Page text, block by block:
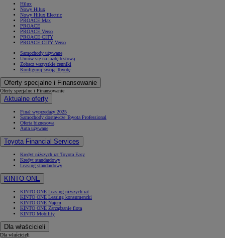
Hilux
Nowy Hilux
Nowy Hilux Electric
PROACE Max
PROACE
PROACE Verso
PROACE CITY
PROACE CITY Verso
Samochody używane
Umów się na jazdę testową
Zobacz wszystkie cenniki
Konfiguruj swoją Toyotę
Oferty specjalne i Finansowanie
Oferty specjalne i Finansowanie
Aktualne oferty
Finał wyprzedaży 2025
Samochody dostawcze Toyota Professional
Oferta biznesowa
Auta używane
Toyota Financial Services
Kredyt niższych rat Toyota Easy
Kredyt standardowy
Leasing standardowy
KINTO ONE
KINTO ONE Leasing niższych rat
KINTO ONE Leasing konsumencki
KINTO ONE Najem
KINTO ONE Zarządzanie flotą
KINTO Mobility
Dla właścicieli
Dla właścicieli